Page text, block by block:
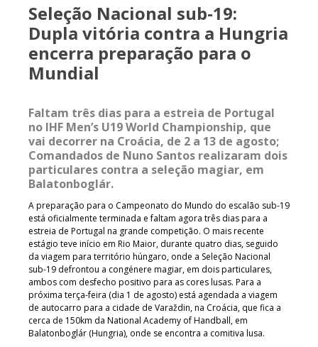
Seleção Nacional sub-19:
Dupla vitória contra a Hungria
encerra preparação para o
Mundial
Faltam três dias para a estreia de Portugal
no IHF Men’s U19 World Championship, que
vai decorrer na Croácia, de 2 a 13 de agosto;
Comandados de Nuno Santos realizaram dois
particulares contra a seleção magiar, em
Balatonboglár.
A preparação para o Campeonato do Mundo do escalão sub-19
está oficialmente terminada e faltam agora três dias para a
estreia de Portugal na grande competição. O mais recente
estágio teve início em Rio Maior, durante quatro dias, seguido
da viagem para território húngaro, onde a Seleção Nacional
sub-19 defrontou a congénere magiar, em dois particulares,
ambos com desfecho positivo para as cores lusas. Para a
próxima terça-feira (dia 1 de agosto) está agendada a viagem
de autocarro para a cidade de Varaždin, na Croácia, que fica a
cerca de 150km da National Academy of Handball, em
Balatonboglár (Hungria), onde se encontra a comitiva lusa.